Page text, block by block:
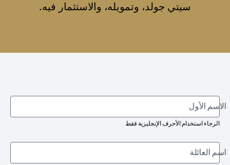
سيتي جولد، وتمويله، والاستثمار فيه.
الرجاء استخدام الأحرف الإنجليزية فقط
الاسم الأول
اسم العائلة